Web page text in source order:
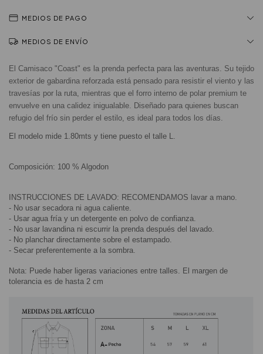
MEDIOS DE PAGO
MEDIOS DE ENVÍO
El Camisaco "Coast" es la prenda perfecta para las aventuras. Su tejido
exterior de gabardina reforzada está pensado para resistir el viento y las
travesías por la ruta, mientras que el forro interno de polar premium te
envuelve en una calidez inigualable. Diseñado para quienes buscan
refugio del frío sin perder el estilo, es ideal para todos los días.
El modelo mide 1.80mts y tiene puesto el talle L.
Composición: 100 % Algodon
INSTRUCCIONES DE LAVADO: RECOMENDAMOS lavar a mano.
- No usar secadora ni agua caliente.
- Usar agua fría y un detergente en polvo de confianza.
- No usar lavandina ni escurrir la prenda después del lavado.
- No planchar directamente sobre el estampado.
- Secar preferentemente a la sombra.
Nota: Puede haber ligeras variaciones entre talles. El margen de
tolerancia es de hasta 2 cm